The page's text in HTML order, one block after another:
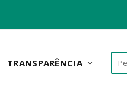
TRANSPARÊNCIA